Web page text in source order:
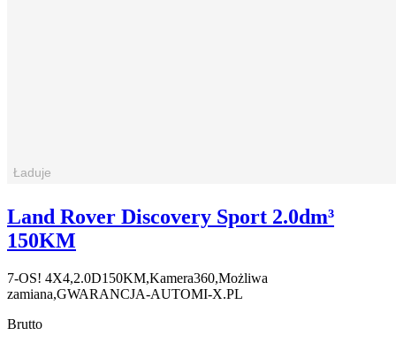
Land Rover Discovery Sport 2.0dm³
150KM
7-OS! 4X4,2.0D150KM,Kamera360,Możliwa
zamiana,GWARANCJA-AUTOMI-X.PL
Brutto